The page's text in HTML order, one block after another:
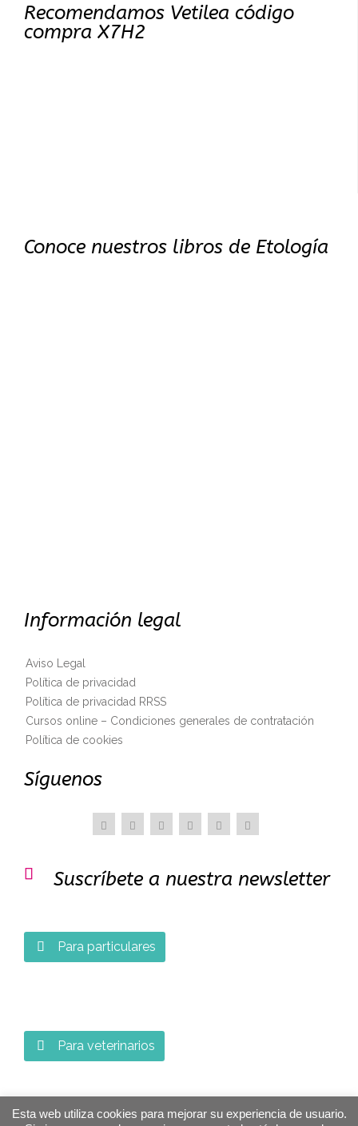
Recomendamos Vetilea código
compra X7H2
Conoce nuestros libros de Etología
Información legal
Aviso Legal
Política de privacidad
Política de privacidad RRSS
Cursos online – Condiciones generales de contratación
Política de cookies
Síguenos
 Suscríbete a nuestra newsletter
 Para particulares
 Para veterinarios
Esta web utiliza cookies para mejorar su experiencia de usuario.